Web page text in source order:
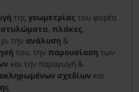
της γεωμετρίας του φορέα
, πλάκες,
την ανάλυση &
του, την παρουσίαση των
και την παραγωγή &
σχεδίων και
.